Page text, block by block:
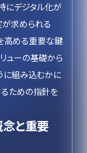
にデジタル化が
が求められる
高める重要な鍵
リューの基礎から
に組み込むかに
ための指針を
念と重要